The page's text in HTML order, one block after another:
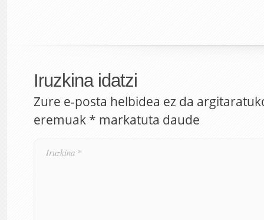
Iruzkina idatzi
Zure e-posta helbidea ez da
eremuak * markatuta daude